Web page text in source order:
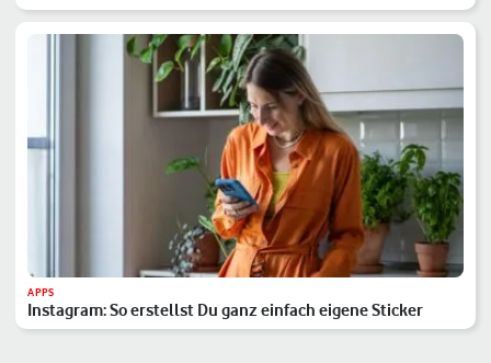
APPS
Instagram: So erstellst Du ganz einfach eigene Sticker